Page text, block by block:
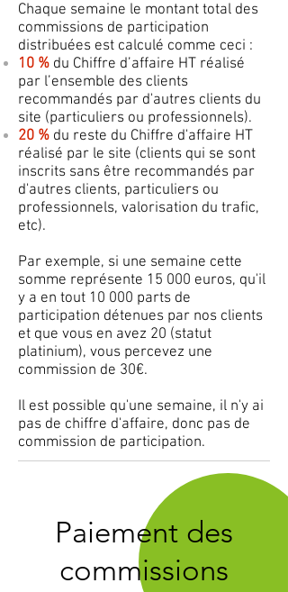
Chaque semaine le montant total des
commissions de participation
distribuées est calculé comme ceci :
10 % du Chiffre d’affaire HT réalisé
par l’ensemble des clients
recommandés par d'autres clients du
site (particuliers ou professionnels).
20 % du reste du Chiffre d'affaire HT
réalisé par le site (clients qui se sont
inscrits sans être recommandés par
d'autres clients, particuliers ou
professionnels, valorisation du trafic,
etc).
Par exemple, si une semaine cette
somme représente 15 000 euros, qu'il
y a en tout 10 000 parts de
participation détenues par nos clients
et que vous en avez 20 (statut
platinium), vous percevez une
commission de 30€.
Il est possible qu'une semaine, il n'y ai
pas de chiffre d'affaire, donc pas de
commission de participation.
Paiement des
commissions